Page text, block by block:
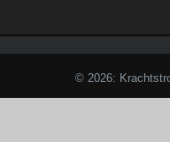
© 2026: